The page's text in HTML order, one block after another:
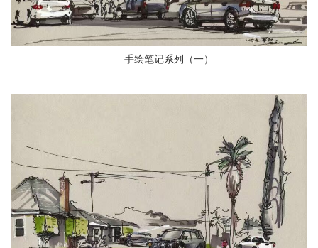
手绘笔记系列（一）